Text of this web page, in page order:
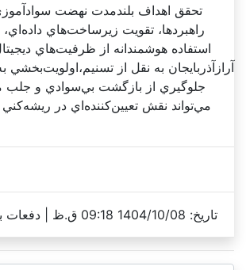
تحقق اهداف بلندمدت نهضت سوادآموزي
راهبردها، تقويت زيرساخت‌هاي داده‌اي،
استفاده هوشمندانه از ظرفيت‌هاي
آرازآذربايجان به نقل از تسنيم،اولويت‌بخشي
جلوگيري از بازگشت بي‌سوادي و جلب
مي‌تواند نقش تعيين‌کننده‌اي در
تاریخ: 1404/10/08 09:18 ق.ظ | دفعات